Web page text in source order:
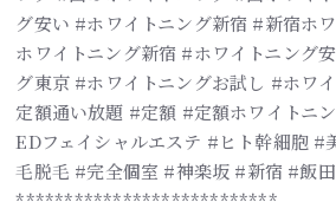
グ安い #ホワイトニング新宿 #新宿ホ
ホワイトニング新宿 #ホワイトニング
グ東京 #ホワイトニングお試し #ホワ
定額通い放題 #定額 #定額ホワイトニ
EDフェイシャルエステ #ヒト幹細胞 #
毛脱毛 #完全個室 #神楽坂 #新宿 #飯
***************************